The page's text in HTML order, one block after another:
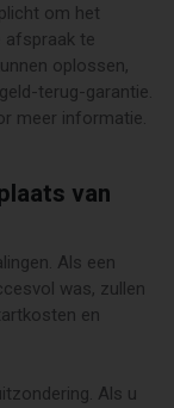
om het
afspraak te
oplossen,
terug-garantie.
meer informatie.
van
Als een
was, zullen
en
Als u